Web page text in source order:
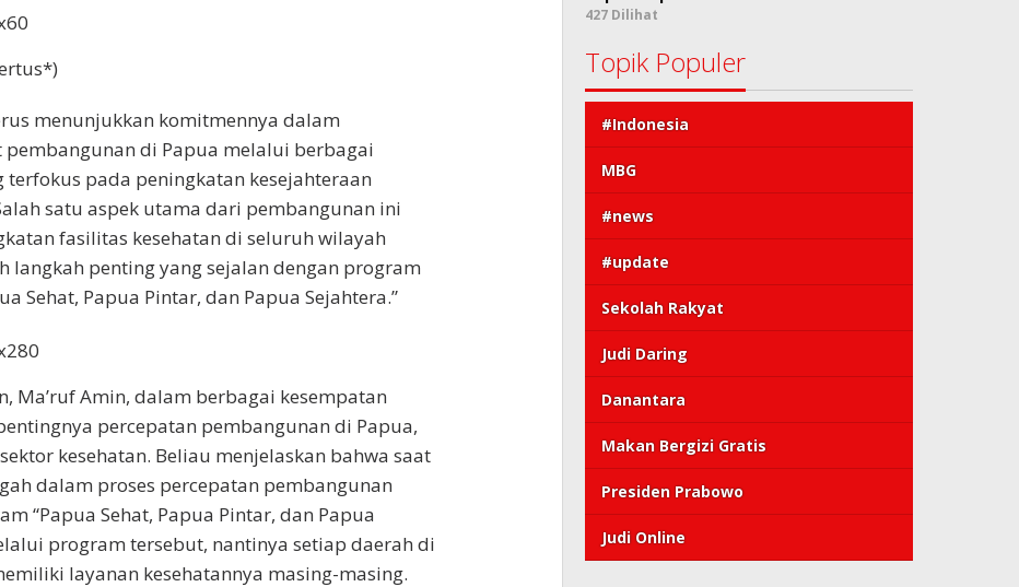
menunjukkan komitmennya dalam
pembangunan di Papua melalui berbagai
terfokus pada peningkatan kesejahteraan
satu aspek utama dari pembangunan ini
fasilitas kesehatan di seluruh wilayah
langkah penting yang sejalan dengan program
Sehat, Papua Pintar, dan Papua Sejahtera.”
Ma’ruf Amin, dalam berbagai kesempatan
percepatan pembangunan di Papua,
kesehatan. Beliau menjelaskan bahwa saat
dalam proses percepatan pembangunan
“Papua Sehat, Papua Pintar, dan Papua
program tersebut, nantinya setiap daerah di
layanan kesehatannya masing-masing.
427 Dilihat
Topik Populer
#Indonesia
MBG
#news
#update
Sekolah Rakyat
Judi Daring
Danantara
Makan Bergizi Gratis
Presiden Prabowo
Judi Online